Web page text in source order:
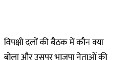
विपक्षी दलों की बैठक में कौन क्या